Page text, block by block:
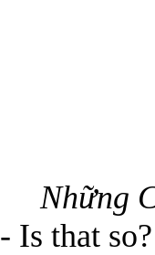
Những
- Is that